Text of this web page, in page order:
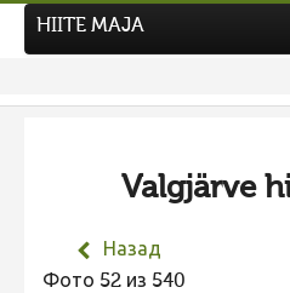
Hiite kuvavõistlus 2026
Фотоконкурс 2025
HIITE MAJA
Valgjärve
Назад
Фото 52 из 540